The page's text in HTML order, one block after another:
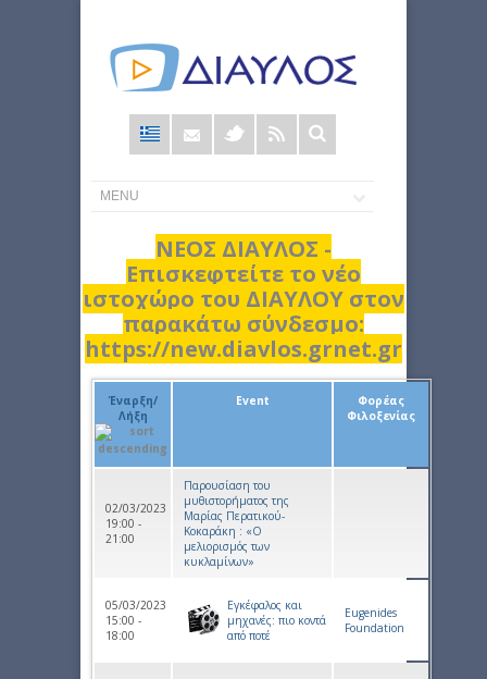
Φόρμα
αναζήτησης
ΝΕΟΣ ΔΙΑΥΛΟΣ -
Επισκεφτείτε το νέο
ιστοχώρο του ΔΙΑΥΛΟΥ στον
παρακάτω σύνδεσμο:
https://new.diavlos.grnet.gr
Έναρξη/
Λήξη
Event
Φορέας
Φιλοξενίας
02/03/2023
19:00 -
21:00
Παρουσίαση του
μυθιστορήματος της
Μαρίας Περατικού-
Κοκαράκη : «Ο
μελιορισμός των
κυκλαμίνων»
05/03/2023
15:00 -
18:00
Εγκέφαλος και
μηχανές: πιο κοντά
από ποτέ
Eugenides
Foundation